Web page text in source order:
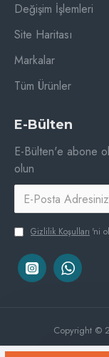
Değişim İşlemleri
Site Haritası
Markalar
Tüm Ürünler
E-Bülten
E-Bülten'e abone
olun
Gizlilik Koşulları 'ni
Copyright ©